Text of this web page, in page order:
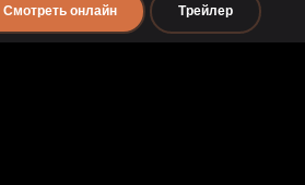
Смотреть онлайн Трейлер